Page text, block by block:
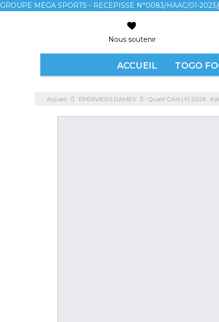
GROUPE MEGA SPORTS - RECEPISSE N°0083/HAAC/01-
Nous soutenir
ACCUEIL TOGO
Accueil EPERVIERS DAMES Qualif CAN ( F) 2026 :